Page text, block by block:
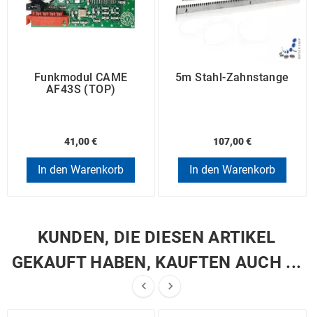
Funkmodul CAME
AF43S (TOP)
41,00 €
In den Warenkorb
5m Stahl-Zahnstange
107,00 €
In den Warenkorb
KUNDEN, DIE DIESEN ARTIKEL
GEKAUFT HABEN, KAUFTEN AUCH ...
 